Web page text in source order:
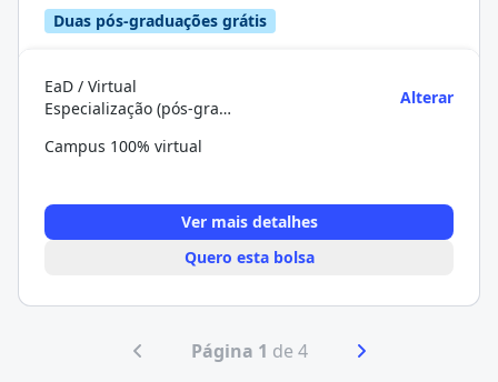
Duas pós-graduações grátis
EaD / Virtual
Especialização (pós-graduação)
Alterar
Campus 100% virtual
Ver mais detalhes
Quero esta bolsa
Página 1 de 4